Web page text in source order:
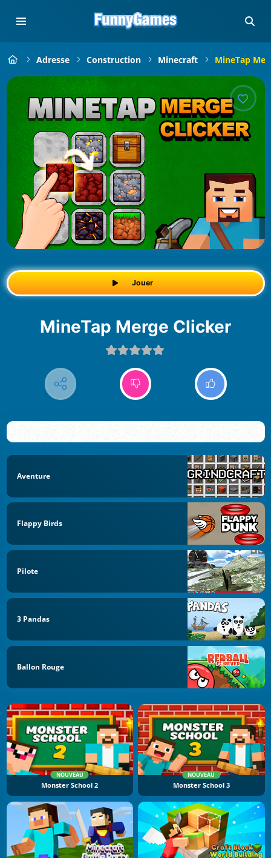
Adresse Construction Minecraft MineTap
Jouer
MineTap Merge Clicker
Aventure
Flappy Birds
Pilote
3 Pandas
Ballon Rouge
NOUVEAU
Monster School 2
NOUVEAU
Monster School 3